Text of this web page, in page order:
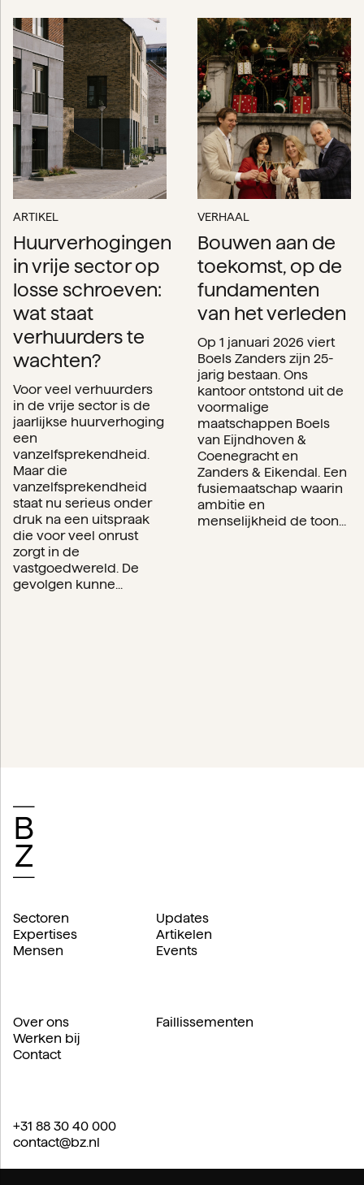
ARTIKEL
Huurverhogingen
in vrije sector op
losse schroeven:
wat staat
verhuurders te
wachten?
Voor veel verhuurders
in de vrije sector is de
jaarlijkse huurverhoging
een
vanzelfsprekendheid.
Maar die
vanzelfsprekendheid
staat nu serieus onder
druk na een uitspraak
die voor veel onrust
zorgt in de
vastgoedwereld. De
gevolgen kunne...
VERHAAL
Bouwen aan de
toekomst, op de
fundamenten
van het verleden
Op 1 januari 2026 viert
Boels Zanders zijn 25-
jarig bestaan. Ons
kantoor ontstond uit de
voormalige
maatschappen Boels
van Eijndhoven &
Coenegracht en
Zanders & Eikendal. Een
fusiemaatschap waarin
ambitie en
menselijkheid de toon...
Sectoren
Expertises
Mensen
Updates
Artikelen
Events
Over ons
Werken bij
Contact
Faillissementen
+31 88 30 40 000
contact@bz.nl